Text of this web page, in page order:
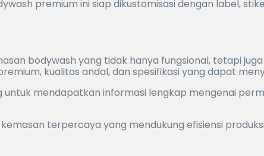
premium ini siap dikustomisasi dengan label,
bodywash yang tidak hanya fungsional, tetapi
kualitas andal, dan spesifikasi yang dapat
untuk mendapatkan informasi lengkap mengenai
terpercaya yang mendukung efisiensi